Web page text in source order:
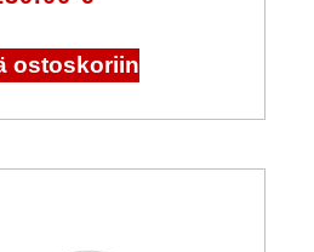
ostoskoriin